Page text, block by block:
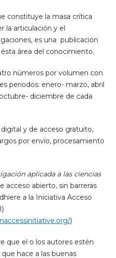
constituye la masa crítica
la articulación y el
es una publicación
área del conocimiento.
números por volumen con
periodos: enero- marzo, abril
diciembre de cada
y de acceso gratuito,
por envío, procesamiento
aplicada a las ciencias
acceso abierto, sin barreras
a la Iniciativa Acceso
)
que el o los autores estén
hace a las buenas